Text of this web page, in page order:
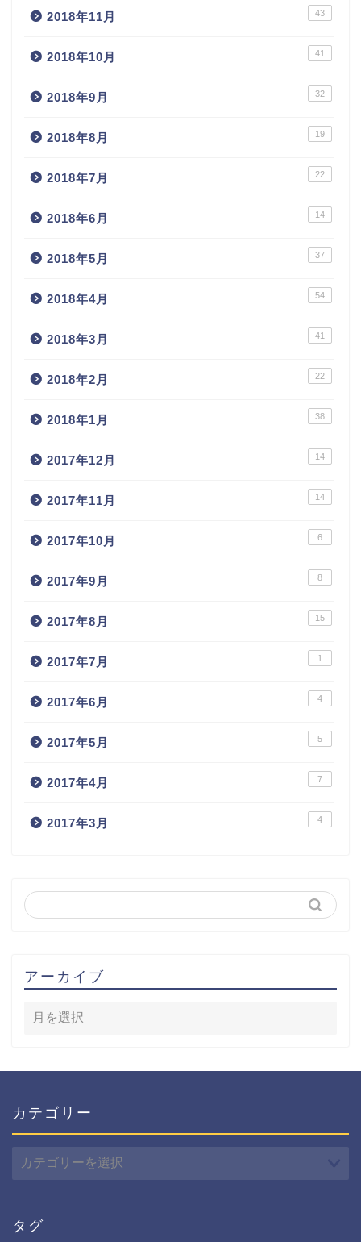
2018年11月 43
2018年10月 41
2018年9月 32
2018年8月 19
2018年7月 22
2018年6月 14
2018年5月 37
2018年4月 54
2018年3月 41
2018年2月 22
2018年1月 38
2017年12月 14
2017年11月 14
2017年10月 6
2017年9月 8
2017年8月 15
2017年7月 1
2017年6月 4
2017年5月 5
2017年4月 7
2017年3月 4
アーカイブ
カテゴリー
テ
ー
タグ